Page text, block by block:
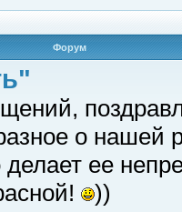
Форум
о нашей
ее
))